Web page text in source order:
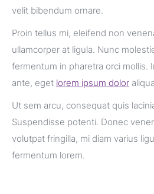
velit bibendum ornare.
Proin tellus mi, eleifend non
ullamcorper at ligula. Nunc
fermentum in pharetra orci mollis.
ante, eget lorem ipsum dolor
Ut sem arcu, consequat quis
Suspendisse potenti. Donec
volutpat fringilla, mi diam varius
fermentum lorem.